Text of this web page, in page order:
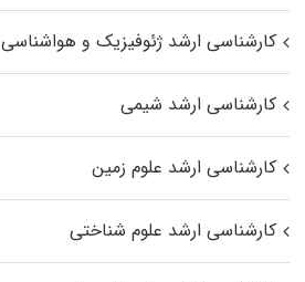
کارشناسی ارشد ژئوفیزیک و هواشناسی
کارشناسی ارشد شیمی
کارشناسی ارشد علوم زمین
کارشناسی ارشد علوم شناختی